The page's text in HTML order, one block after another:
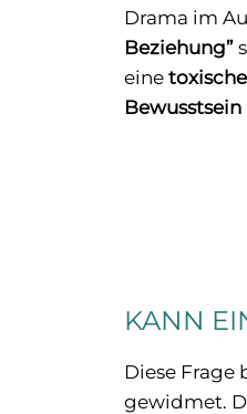
Drama im
Beziehung”
eine
Bewusstsein
KANN
Diese Frage
gewidmet.